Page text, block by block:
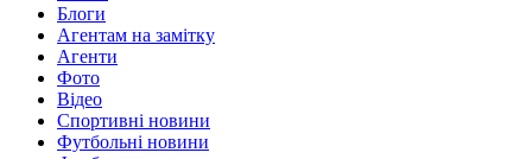
Блоги
Агентам на замітку
Агенти
Фото
Відео
Спортивні новини
Футбольні новини